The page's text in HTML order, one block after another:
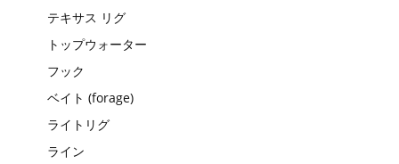
テキサス リグ
トップウォーター
フック
ベイト (forage)
ライトリグ
ライン